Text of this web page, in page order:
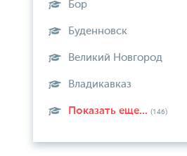
Бор
Буденновск
Великий Новгород
Владикавказ
Показать еще... (146)